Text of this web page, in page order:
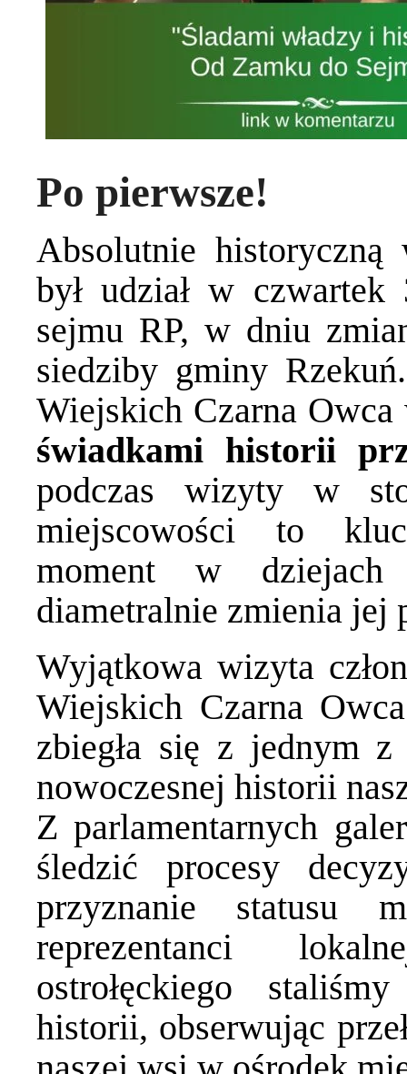
Po pierwsze!
Absolutnie
był udział w
sejmu RP, w dniu
siedziby gminy
Wiejskich Czarna
świadkami historii
podczas wizyty w
miejscowości to
moment w dziejach
diametralnie zmienia jej
Wyjątkowa wizyta
Wiejskich Czarna
zbiegła się z jednym
nowoczesnej historii
Z parlamentarnych
śledzić procesy
przyznanie statusu
reprezentanci
ostrołęckiego
historii, obserwując